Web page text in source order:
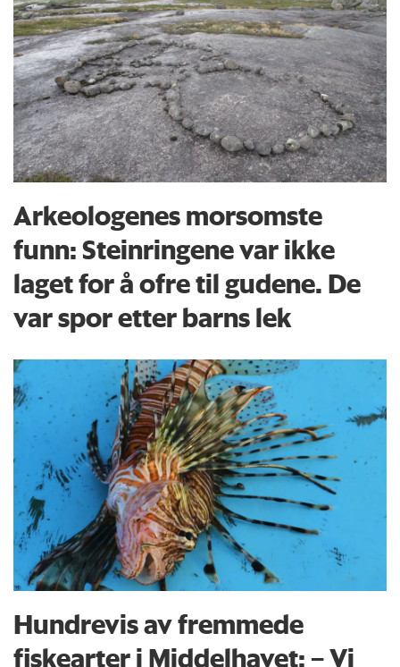
Arkeologenes morsomste
funn: Steinringene var ikke
laget for å ofre til gudene. De
var spor etter barns lek
Hundrevis av fremmede
fiskearter i Middelhavet: – Vi